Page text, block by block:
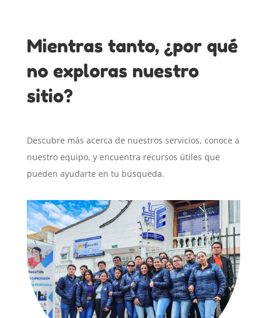
Mientras tanto, ¿por qué
no exploras nuestro
sitio?
Descubre más acerca de nuestros servicios, conoce a
nuestro equipo, y encuentra recursos útiles que
pueden ayudarte en tu búsqueda.